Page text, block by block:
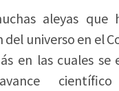
aleyas que
del universo en el
en las cuales se